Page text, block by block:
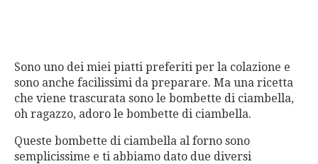
Sono uno dei miei piatti preferiti per la colazione e
sono anche facilissimi da preparare. Ma una ricetta
che viene trascurata sono le bombette di ciambella,
oh ragazzo, adoro le bombette di ciambella.
Queste bombette di ciambella al forno sono
semplicissime e ti abbiamo dato due diversi